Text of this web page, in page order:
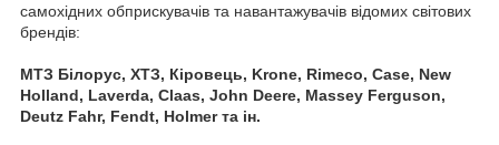
самохідних обприскувачів та навантажувачів відомих світових
брендів:
МТЗ Білорус, ХТЗ, Кіровець, Krone, Rimeco, Сase, New
Holland, Laverda, Claas, John Deere, Massey Ferguson,
Deutz Fahr, Fendt, Holmer та ін.